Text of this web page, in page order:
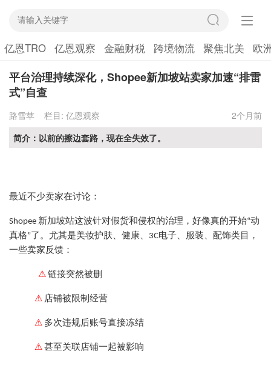
亿恩TRO 亿恩观察 金融财税 跨境物流 聚焦北美 欧
平台治理持续深化，Shopee新加坡站卖家加速“排雷
式”自查
路雪苹 栏目: 亿恩观察
2个月前
简介：以前的擦边套路，现在全失效了。
最近不少卖家在讨论：
Shopee 新加坡站这波针对假货和侵权的治理，好像真的开始“动
真格”了。尤其是美妆护肤、健康、3C电子、服装、配饰类目，
一些卖家反馈：
⚠ 链接突然被删
⚠ 店铺被限制经营
⚠ 多次违规后账号直接冻结
⚠ 甚至关联店铺一起被影响